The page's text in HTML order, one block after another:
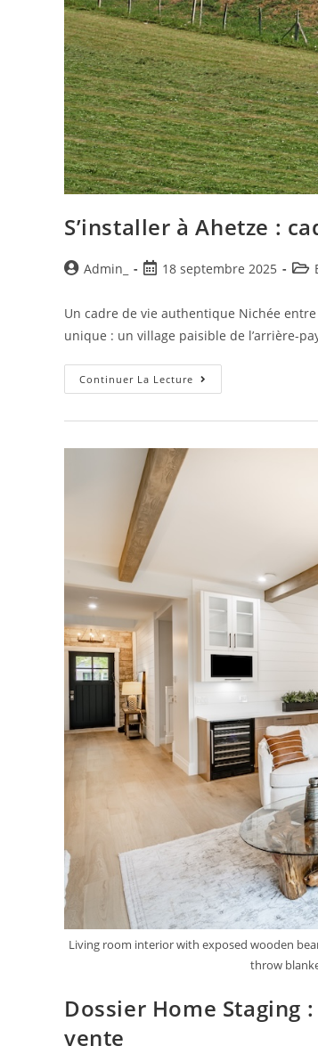
S’installer à Ahetze :
Admin_ 18 septembre 2025
Un cadre de vie authentique Nichée
unique : un village paisible de l’arrière-
Continuer La Lecture
Living room interior with exposed wooden
throw
Dossier Home Staging
vente